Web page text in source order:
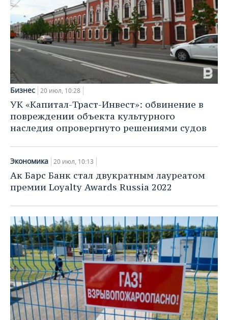
Бизнес 20 июл, 10:28
УК «Капитал-Траст-Инвест»: обвинение в
повреждении объекта культурного
наследия опровергнуто решениями судов
Экономика 20 июл, 10:13
Ак Барс Банк стал двукратным лауреатом
премии Loyalty Awards Russia 2022